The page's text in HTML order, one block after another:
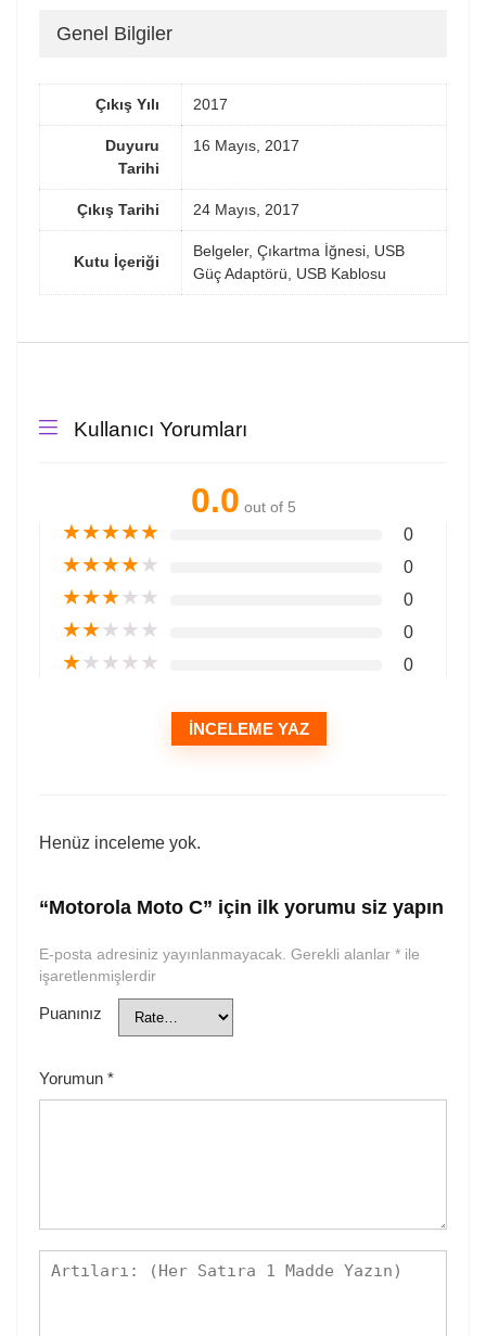
Genel Bilgiler
Çıkış Yılı 2017
Duyuru
Tarihi
16 Mayıs, 2017
Çıkış Tarihi 24 Mayıs, 2017
Kutu İçeriği
Belgeler, Çıkartma İğnesi, USB
Güç Adaptörü, USB Kablosu
Kullanıcı Yorumları
0.0 out of 5
★★★★★ 0
★★★★★ 0
★★★★★ 0
★★★★★ 0
★★★★★ 0
İNCELEME YAZ
Henüz inceleme yok.
“Motorola Moto C” için ilk yorumu siz yapın
E-posta adresiniz yayınlanmayacak. Gerekli alanlar * ile
işaretlenmişlerdir
Puanınız
Yorumun *